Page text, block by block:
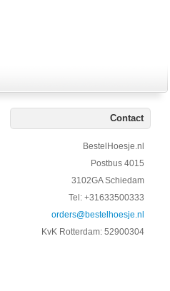
Contact
BestelHoesje.nl
Postbus 4015
3102GA Schiedam
Tel: +31633500333
orders@bestelhoesje.nl
KvK Rotterdam: 52900304